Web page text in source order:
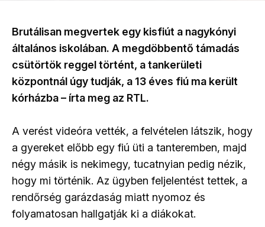
Brutálisan megvertek egy kisfiút a nagykónyi
általános iskolában. A megdöbbentő támadás
csütörtök reggel történt, a tankerületi
központnál úgy tudják, a 13 éves fiú ma került
kórházba – írta meg az RTL.
A verést videóra vették, a felvételen látszik, hogy
a gyereket előbb egy fiú üti a tanteremben, majd
négy másik is nekimegy, tucatnyian pedig nézik,
hogy mi történik. Az ügyben feljelentést tettek, a
rendőrség garázdaság miatt nyomoz és
folyamatosan hallgatják ki a diákokat.